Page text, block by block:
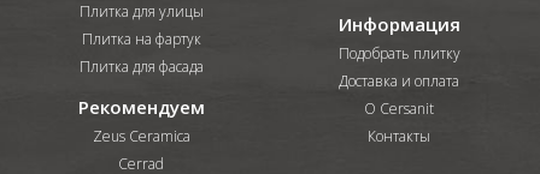
Плитка для улицы
Плитка на фартук
Плитка для фасада
Информация
Подобрать плитку
Доставка и оплата
О Cersanit
Контакты
Рекомендуем
Zeus Ceramica
Cerrad